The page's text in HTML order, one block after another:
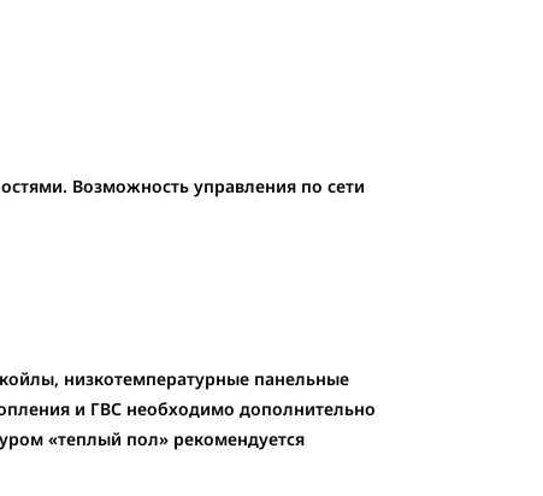
Возможность управления по сети
низкотемпературные панельные
и ГВС необходимо дополнительно
«теплый пол» рекомендуется